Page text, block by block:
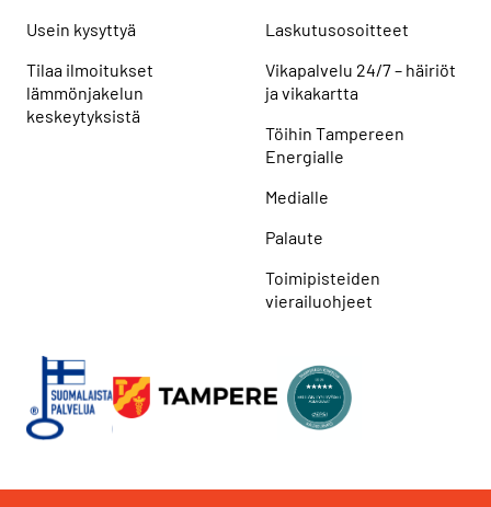
Usein kysyttyä
Tilaa ilmoitukset
lämmönjakelun
keskeytyksistä
Laskutusosoitteet
Vikapalvelu 24/7 – häiriöt
ja vikakartta
Töihin Tampereen
Energialle
Medialle
Palaute
Toimipisteiden
vierailuohjeet